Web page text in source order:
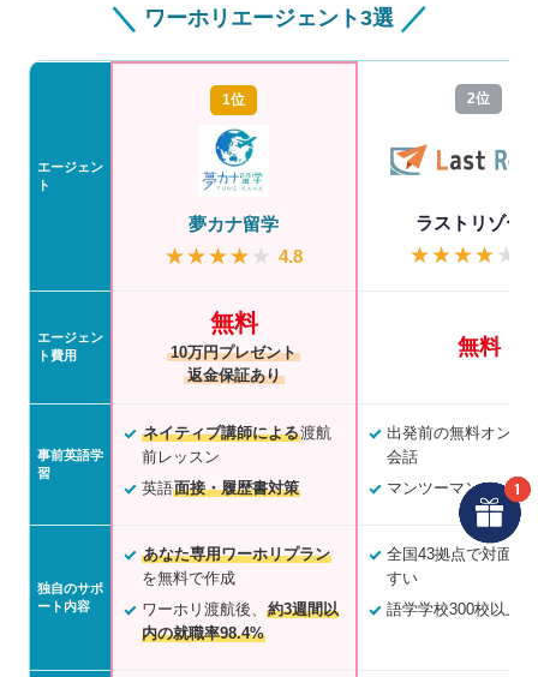
＼ ワーホリエージェント3選 ／
エージェン
ト
1位
夢カナ留学
★★★★ ★ 4.8
2位
ラストリゾー
★★★★ ★
エージェン
ト費用
無料
10万円プレゼント
返金保証あり
無料
事前英語学
習
ネイティブ講師による渡航
前レッスン
英語面接・履歴書対策
出発前の無料オンラ
会話
マンツーマンレッス
独自のサポ
ート内容
あなた専用ワーホリプラン
を無料で作成
ワーホリ渡航後、 約3週間以
内の就職率98.4%
全国43拠点で対面相
すい
語学学校300校以上